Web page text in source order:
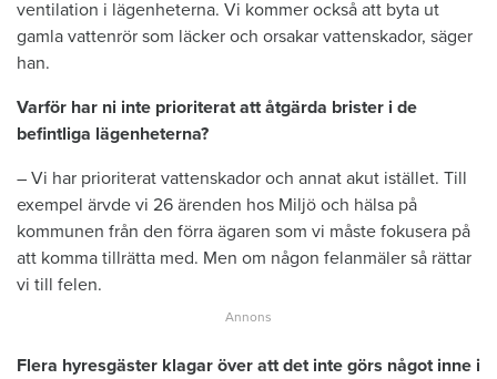
ventilation i lägenheterna. Vi kommer också att byta ut
gamla vattenrör som läcker och orsakar vattenskador, säger
han.
Varför har ni inte prioriterat att åtgärda brister i de
befintliga lägenheterna?
– Vi har prioriterat vattenskador och annat akut istället. Till
exempel ärvde vi 26 ärenden hos Miljö och hälsa på
kommunen från den förra ägaren som vi måste fokusera på
att komma tillrätta med. Men om någon felanmäler så rättar
vi till felen.
Flera hyresgäster klagar över att det inte görs något inne i